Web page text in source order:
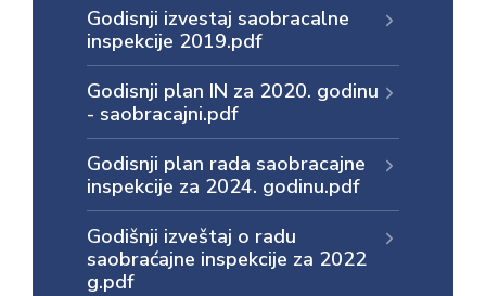
Godisnji izvestaj saobracalne
inspekcije 2019.pdf
Godisnji plan IN za 2020. godinu
- saobracajni.pdf
Godisnji plan rada saobracajne
inspekcije za 2024. godinu.pdf
Godišnji izveštaj o radu
saobraćajne inspekcije za 2022
g.pdf